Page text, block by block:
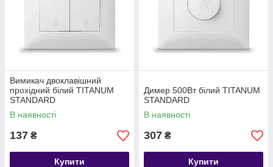
Вимикач двоклавішний
прохідний білий TITANUM
STANDARD
В наявності
137 ₴
Купити
Димер 500Вт білий TITANUM
STANDARD
В наявності
307 ₴
Купити